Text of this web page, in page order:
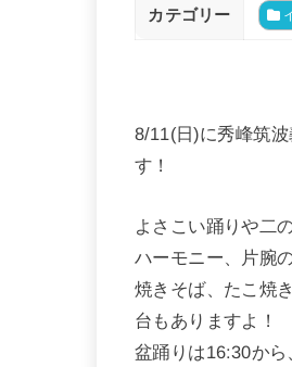
カテゴリー
8/11(日)に秀峰筑
す！
よさこい踊りや二
ハーモニー、片腕
焼きそば、たこ焼
台もありますよ！
盆踊りは16:30から